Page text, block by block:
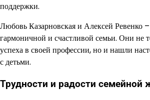
поддержки.
Любовь Казарновская и Алексей Ревенко
гармоничной и счастливой семьи. Они не
успеха в своей профессии, но и нашли
с детьми.
Трудности и радости семейной